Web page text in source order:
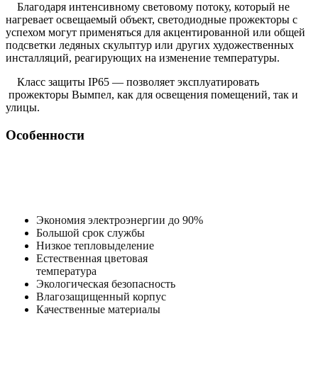
Благодаря интенсивному световому потоку, который не
нагревает освещаемый объект, светодиодные прожекторы с
успехом могут применяться для акцентированной или общей
подсветки ледяных скульптур или других художественных
инсталляций, реагирующих на изменение температуры.
Класс защиты IP65 — позволяет эксплуатировать
прожекторы Вымпел, как для освещения помещений, так и
улицы.
Особенности
Экономия электроэнергии до 90%
Большой срок службы
Низкое тепловыделение
Естественная цветовая
температура
Экологическая безопасность
Влагозащищенный корпус
Качественные материалы